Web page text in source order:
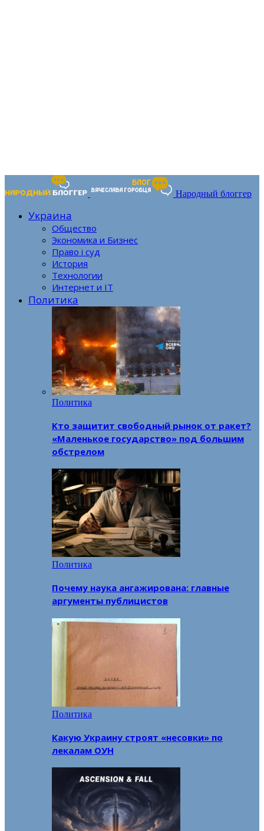
Народный блоггер
Украина
Общество
Экономика и Бизнес
Право і суд
История
Технологии
Интернет и IT
Политика
Политика
Кто защитит свободный рынок от ракет?
«Маленькое государство» под большим
обстрелом
Политика
Почему наука ангажирована: главные
аргументы публицистов
Политика
Какую Украину строят «несовки» по
лекалам ОУН